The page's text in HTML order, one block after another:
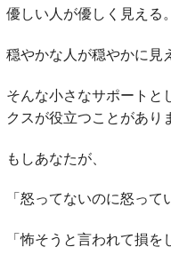
優しい人が優しく見える。
穏やかな人が穏やかに見
そんな小さなサポートと
クスが役立つことがあり
もしあなたが、
「怒ってないのに怒って
「怖そうと言われて損を